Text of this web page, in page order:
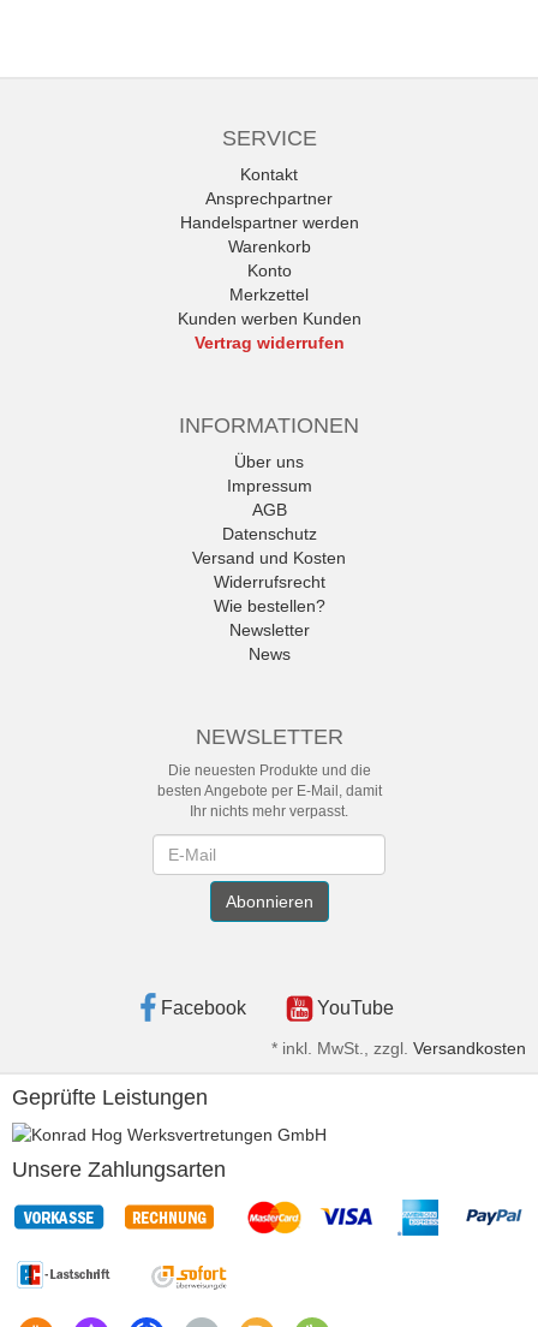
SERVICE
Kontakt
Ansprechpartner
Handelspartner werden
Warenkorb
Konto
Merkzettel
Kunden werben Kunden
Vertrag widerrufen
INFORMATIONEN
Über uns
Impressum
AGB
Datenschutz
Versand und Kosten
Widerrufsrecht
Wie bestellen?
Newsletter
News
NEWSLETTER
Die neuesten Produkte und die
besten Angebote per E-Mail, damit
Ihr nichts mehr verpasst.
Abonnieren
Facebook YouTube
* inkl. MwSt., zzgl. Versandkosten
Geprüfte Leistungen
Unsere Zahlungsarten